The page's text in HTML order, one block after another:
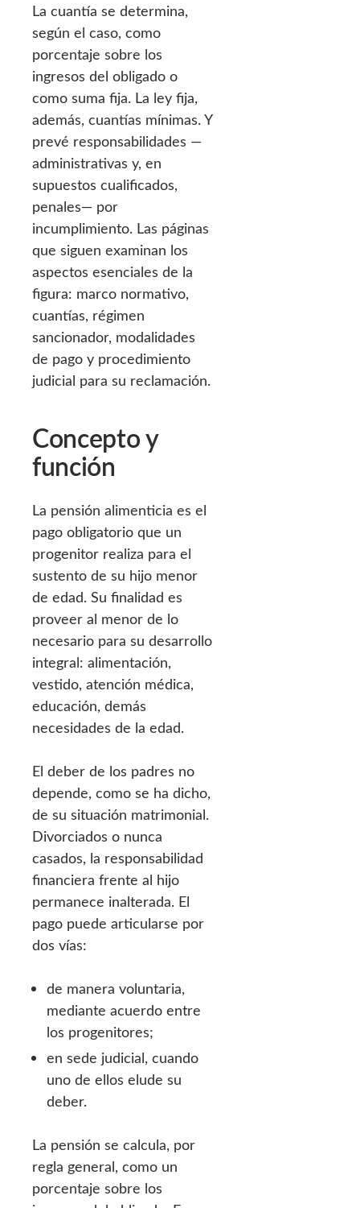
La cuantía se determina,
según el caso, como
porcentaje sobre los
ingresos del obligado o
como suma fija. La ley fija,
además, cuantías mínimas. Y
prevé responsabilidades —
administrativas y, en
supuestos cualificados,
penales— por
incumplimiento. Las páginas
que siguen examinan los
aspectos esenciales de la
figura: marco normativo,
cuantías, régimen
sancionador, modalidades
de pago y procedimiento
judicial para su reclamación.
Concepto y
función
La pensión alimenticia es el
pago obligatorio que un
progenitor realiza para el
sustento de su hijo menor
de edad. Su finalidad es
proveer al menor de lo
necesario para su desarrollo
integral: alimentación,
vestido, atención médica,
educación, demás
necesidades de la edad.
El deber de los padres no
depende, como se ha dicho,
de su situación matrimonial.
Divorciados o nunca
casados, la responsabilidad
financiera frente al hijo
permanece inalterada. El
pago puede articularse por
dos vías:
de manera voluntaria,
mediante acuerdo entre
los progenitores;
en sede judicial, cuando
uno de ellos elude su
deber.
La pensión se calcula, por
regla general, como un
porcentaje sobre los